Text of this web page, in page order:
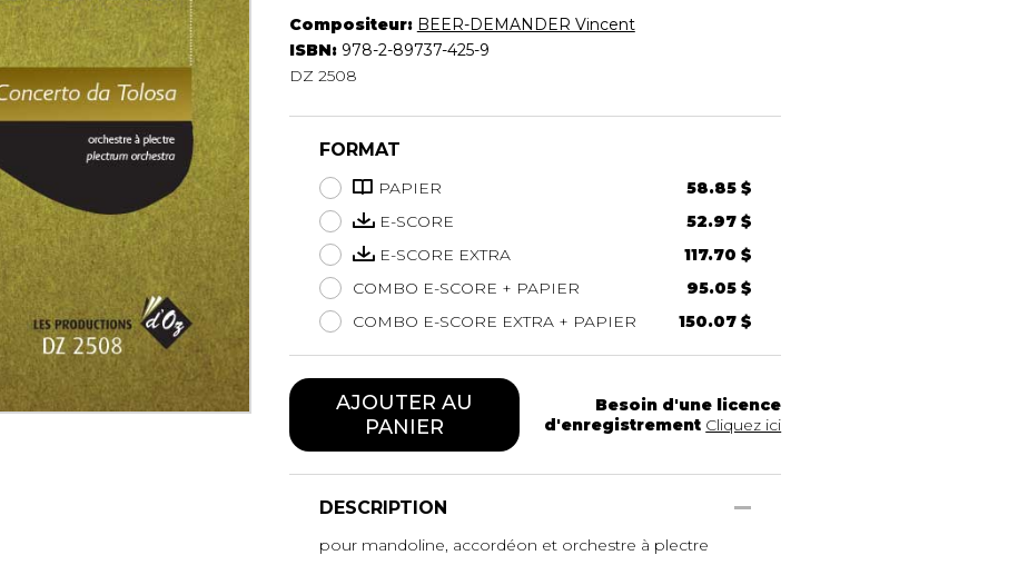
Hautbois
Luth
Mandoline
Piano
Saxophone
Trombone
Trompette
Tuba
Ukulélé
Violon
Violoncelle
Compositeur: BEER-DEMANDER Vincent
ISBN: 978-2-89737-425-9
DZ 2508
FORMAT
PAPIER
58.85 $
E-SCORE
52.97 $
E-SCORE EXTRA
117.70 $
COMBO E-SCORE + PAPIER
95.05 $
COMBO E-SCORE EXTRA + PAPIER
150.07 $
AJOUTER AU
PANIER
Besoin d'une licence
d'enregistrement Cliquez ici
DESCRIPTION
pour mandoline, accordéon et orchestre à plectre